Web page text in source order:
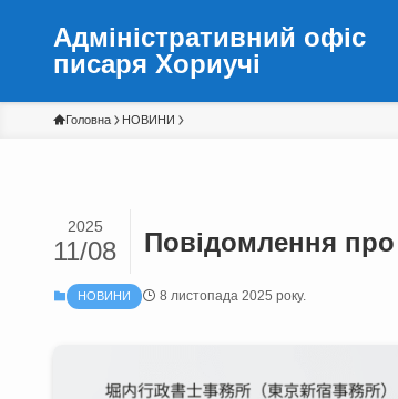
Адміністративний офіс
писаря Хориучі
Головна НОВИНИ
Повідомлення про
2025
11/08
НОВИНИ 8 листопада 2025 року.